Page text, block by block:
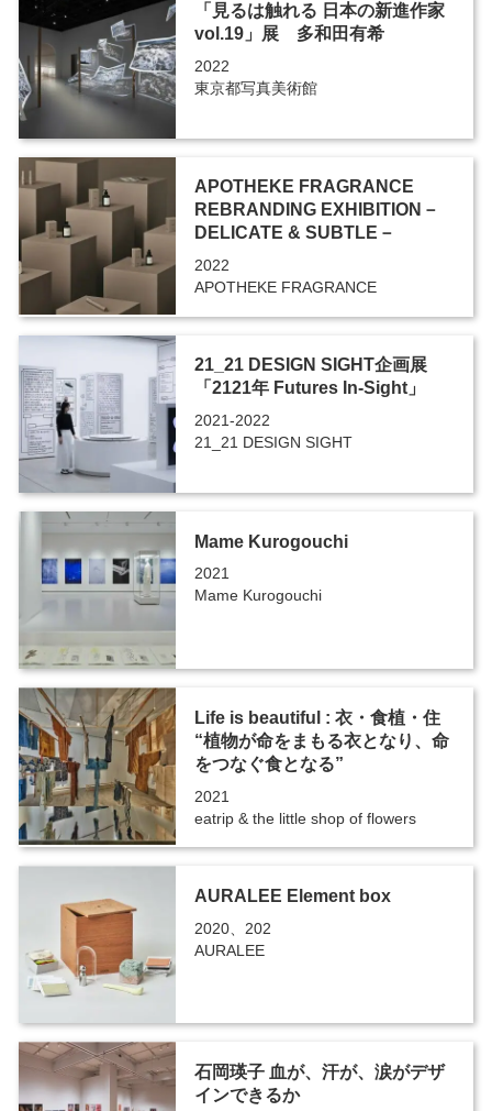
「見るは触れる 日本の新進作家
vol.19」展 多和田有希
2022
東京都写真美術館
APOTHEKE FRAGRANCE
REBRANDING EXHIBITION－
DELICATE & SUBTLE－
2022
APOTHEKE FRAGRANCE
21_21 DESIGN SIGHT企画展
「2121年 Futures In-Sight」
2021-2022
21_21 DESIGN SIGHT
Mame Kurogouchi
2021
Mame Kurogouchi
Life is beautiful : 衣・食植・住
“植物が命をまもる衣となり、命
をつなぐ食となる”
2021
eatrip & the little shop of flowers
AURALEE Element box
2020、202
AURALEE
石岡瑛子 血が、汗が、涙がデザ
インできるか